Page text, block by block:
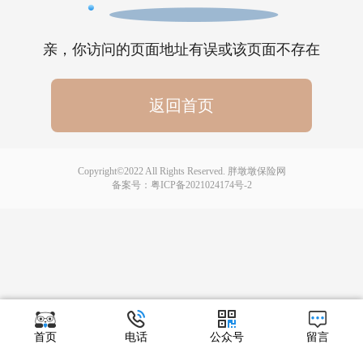
亲，你访问的页面地址有误或该页面不存在
返回首页
首页 电话 公众号 留言
Copyright©2022 All Rights Reserved. 胖墩墩保险网
备案号： 粤ICP备2021024174号-2